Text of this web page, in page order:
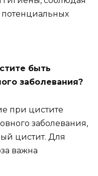
быть
заболевания?
при цистите
заболевания,
цистит. Для
важна